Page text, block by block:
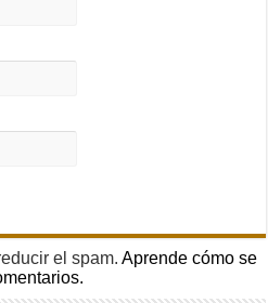
el spam.Aprende cómo se